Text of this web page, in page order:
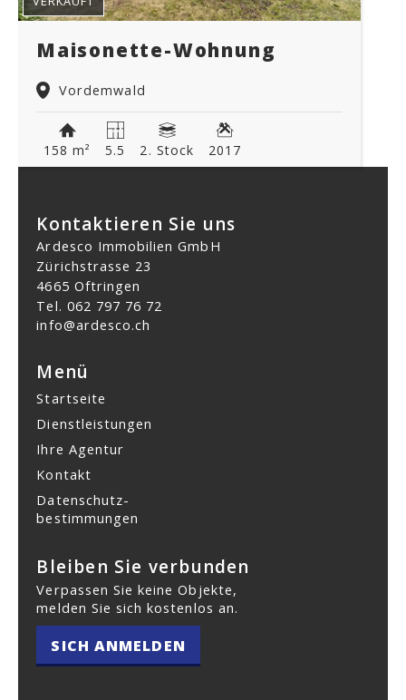
Maisonette-Wohnung
Vordemwald
158 m² 5.5 2. Stock 2017
Kontaktieren Sie uns
Ardesco Immobilien GmbH
Zürichstrasse 23
4665 Oftringen
Tel. 062 797 76 72
info@ardesco.ch
Menü
Startseite
Dienstleistungen
Ihre Agentur
Kontakt
Datenschutz­
bestimmungen
Bleiben Sie verbunden
Verpassen Sie keine Objekte,
melden Sie sich kostenlos an.
SICH ANMELDEN